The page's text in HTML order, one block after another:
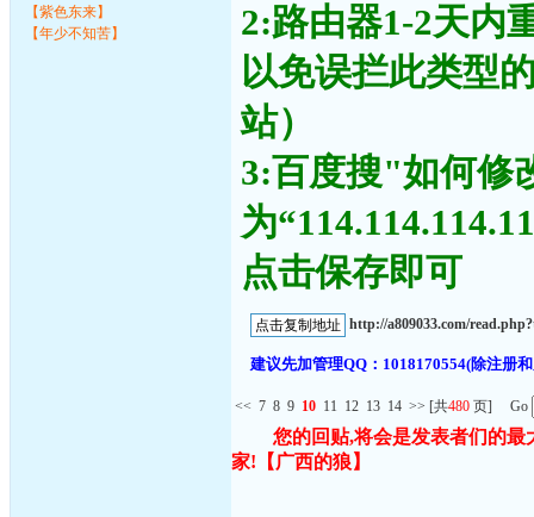
【紫色东来】
【年少不知苦】
2:路由器1-2天内
以免误拦此类型
站）
3:百度搜"如何修
为
点击保存即可
http://a809033.com/
建议先加管理QQ：1018170554(除注册
<< 7 8 9 10 11 12 13 14 >> [共480 页] Go
您的回贴,将会是发表者们的
家! 【广西的狼】